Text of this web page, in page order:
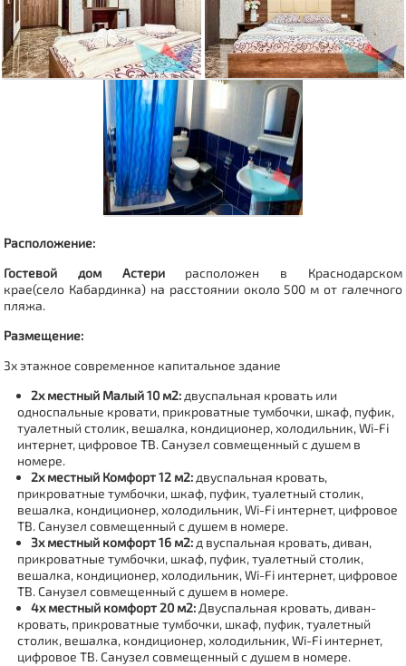
Расположение:
Гостевой дом Астерирасположен в Краснодарском
крае(село Кабардинка) на расстоянии около 500 м от галечного
пляжа.
Размещение:
3х этажное современное капитальное здание
2х местный Малый 10 м2: двуспальная кровать или
односпальные кровати, прикроватные тумбочки, шкаф, пуфик,
туалетный столик, вешалка, кондиционер, холодильник, Wi-Fi
интернет, цифровое ТВ.Санузел совмещенный с душем в
номере.
2х местный Комфорт 12 м2: двуспальная кровать,
прикроватные тумбочки, шкаф, пуфик, туалетный столик,
вешалка, кондиционер, холодильник, Wi-Fi интернет, цифровое
ТВ.Санузел совмещенный с душем в номере.
3х местный комфорт 16 м2: д вуспальная кровать, диван,
прикроватные тумбочки, шкаф, пуфик, туалетный столик,
вешалка, кондиционер, холодильник, Wi-Fi интернет, цифровое
ТВ.Санузел совмещенный с душем в номере.
4х местный комфорт 20 м2: Двуспальная кровать, диван-
кровать, прикроватные тумбочки, шкаф, пуфик, туалетный
столик, вешалка, кондиционер, холодильник, Wi-Fi интернет,
цифровое ТВ.Санузел совмещенный с душем в номере.